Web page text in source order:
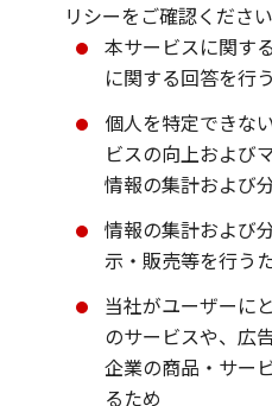
リシーをご確認ください
本サービスに関す
に関する回答を行
個人を特定できな
ビスの向上および
情報の集計および
情報の集計および
示・販売等を行う
当社がユーザーに
のサービスや、広
企業の商品・サー
るため